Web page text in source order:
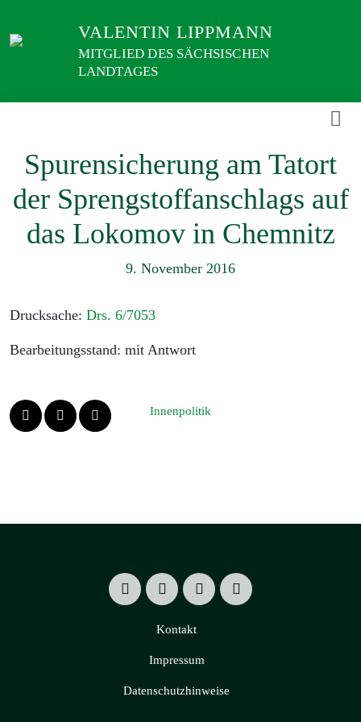
zum
VALENTIN LIPPMANN
MITGLIED DES SÄCHSISCHEN
LANDTAGES
Spurensicherung am Tatort
der Sprengstoffanschlags auf
das Lokomov in Chemnitz
9. November 2016
Drucksache: Drs. 6/7053
Bearbeitungsstand: mit Antwort
Innenpolitik
Kontakt
Impressum
Datenschutzhinweise